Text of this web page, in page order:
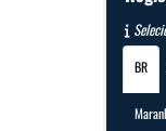
BR